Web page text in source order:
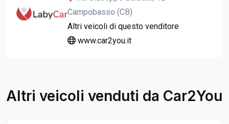
Campobasso (CB)
Altri veicoli di questo venditore
www.car2you.it
Altri veicoli venduti da Car2You